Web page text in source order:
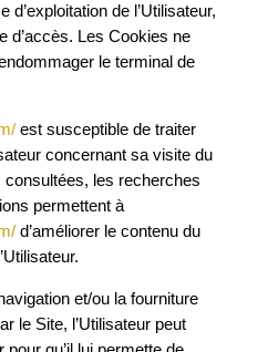
d’exploitation de l’Utilisateur,
d’accès. Les Cookies ne
le terminal de
est susceptible de traiter
concernant sa visite du
consultées, les recherches
permettent à
d’améliorer le contenu du
et/ou la fourniture
le Site, l’Utilisateur peut